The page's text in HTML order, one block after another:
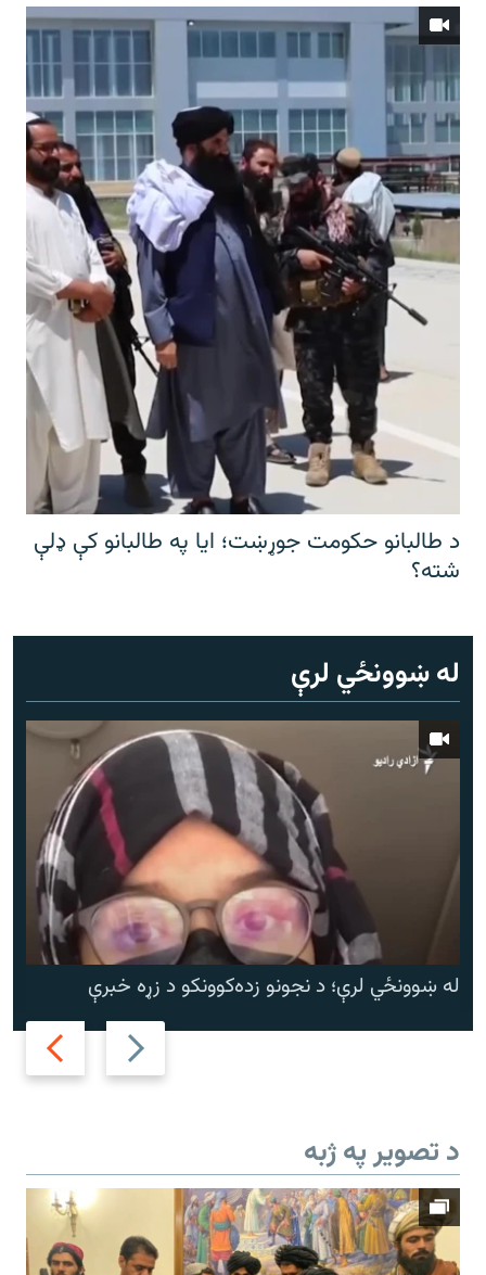
د طالبانو حکومت جوړښت؛ ایا په طالبانو کې ډلې
شته؟
له ښوونځي لرې
Previous
slide
Next
slide
له ښوونځي لرې؛ د نجونو زده‌کوونکو د زړه خبرې
د تصویر په ژبه